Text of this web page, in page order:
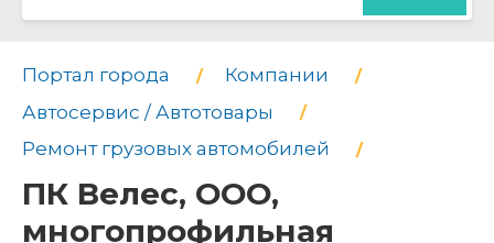
Портал города
Компании
Автосервис / Автотовары
Ремонт грузовых автомобилей
ПК Велес, ООО,
многопрофильная